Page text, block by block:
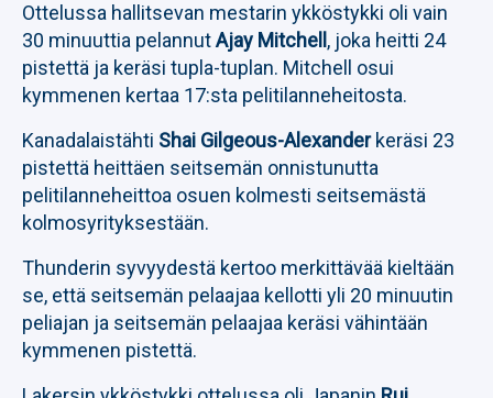
Ottelussa hallitsevan mestarin ykköstykki oli vain
30 minuuttia pelannutAjay Mitchell , joka heitti 24
pistettä ja keräsi tupla-tuplan. Mitchell osui
kymmenen kertaa 17:sta pelitilanneheitosta.
Kanadalaistähti Shai Gilgeous-Alexanderkeräsi 23
pistettä heittäen seitsemän onnistunutta
pelitilanneheittoa osuen kolmesti seitsemästä
kolmosyrityksestään.
Thunderin syvyydestä kertoo merkittävää kieltään
se, että seitsemän pelaajaa kellotti yli 20 minuutin
peliajan ja seitsemän pelaajaa keräsi vähintään
kymmenen pistettä.